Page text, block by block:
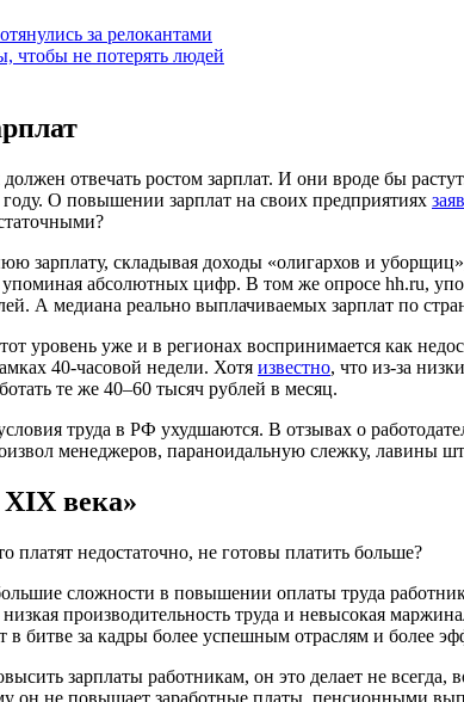
за релокантами
чтобы не потерять людей
отвечать ростом зарплат. И они вроде бы
О повышении зарплат на своих предприятиях
зарплату, складывая доходы «олигархов и
абсолютных цифр. В том же опросе hh.ru,
А медиана реально выплачиваемых зарплат по
уровень уже и в регионах воспринимается как
40-часовой недели. Хотя известно, что из-за
те же 40–60 тысяч рублей в месяц.
труда в РФ ухудшаются. В отзывах о
менеджеров, параноидальную слежку, лавины
века»
платят недостаточно, не готовы платить больше?
сложности в повышении оплаты труда
производительность труда и невысокая
битве за кадры более успешным отраслям и более
зарплаты работникам, он это делает не всегда,
он не повышает заработные платы, пенсионными